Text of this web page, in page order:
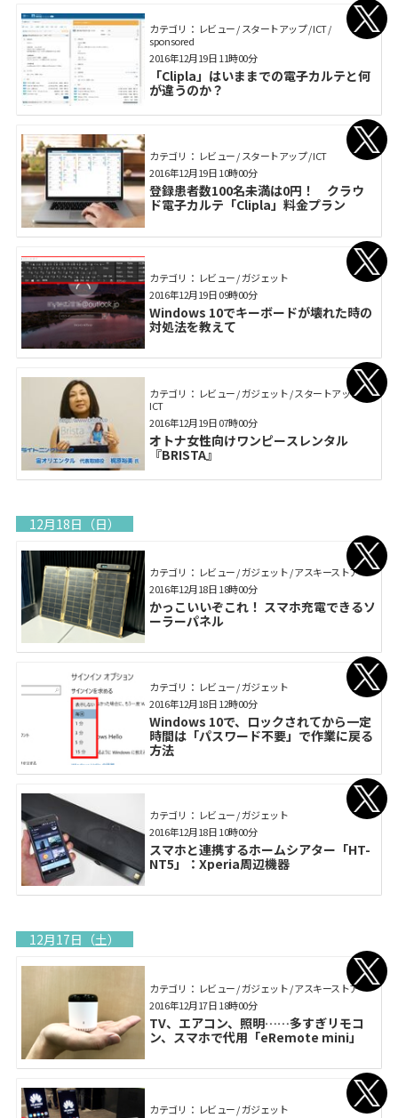
カテゴリ： レビュー / スタートアップ / ICT /
sponsored
「Clipla」はいままでの電子カルテと何
が違うのか？
2016年12月19日 11時00分
カテゴリ： レビュー / スタートアップ / ICT
登録患者数100名未満は0円！ クラウ
ド電子カルテ「Clipla」料金プラン
2016年12月19日 10時00分
カテゴリ： レビュー / ガジェット
Windows 10でキーボードが壊れた時の
対処法を教えて
2016年12月19日 09時00分
カテゴリ： レビュー / ガジェット / スタートアップ /
ICT
オトナ女性向けワンピースレンタル
『BRISTA』
2016年12月19日 07時00分
12月18日（日）
カテゴリ： レビュー / ガジェット / アスキーストア
かっこいいぞこれ！ スマホ充電できるソ
ーラーパネル
2016年12月18日 18時00分
カテゴリ： レビュー / ガジェット
Windows 10で、ロックされてから一定
時間は「パスワード不要」で作業に戻る
方法
2016年12月18日 12時00分
カテゴリ： レビュー / ガジェット
スマホと連携するホームシアター「HT-
NT5」：Xperia周辺機器
2016年12月18日 10時00分
12月17日（土）
カテゴリ： レビュー / ガジェット / アスキーストア
TV、エアコン、照明……多すぎリモコ
ン、スマホで代用「eRemote mini」
2016年12月17日 18時00分
カテゴリ： レビュー / ガジェット